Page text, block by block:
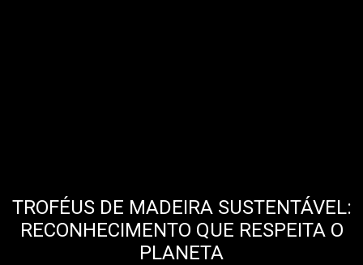
TROFÉUS DE MADEIRA SUSTENTÁVEL:
RECONHECIMENTO QUE RESPEITA O
PLANETA